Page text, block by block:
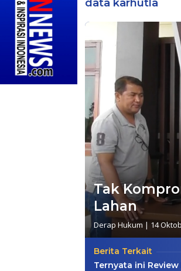
data karhutla
Tak
Lahan
Derap Hukum | 14
Berita Terkait
Ternyata ini